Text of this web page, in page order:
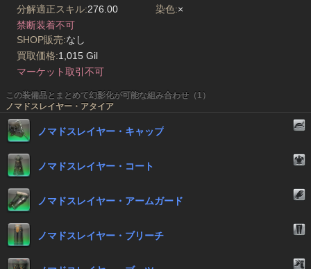
分解適正スキル:276.00 染色:×
禁断装着不可
SHOP販売:なし
買取価格:1,015 Gil
マーケット取引不可
この装備品とまとめて幻影化が可能な組み合わせ（1）
ノマドスレイヤー・アタイア
ノマドスレイヤー・キャップ
ノマドスレイヤー・コート
ノマドスレイヤー・アームガード
ノマドスレイヤー・ブリーチ